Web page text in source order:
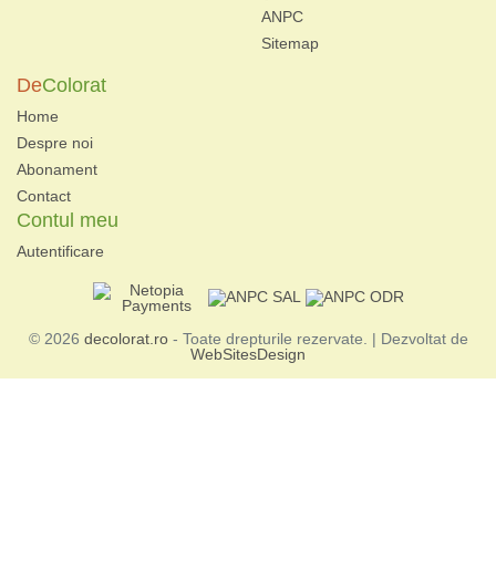
ANPC
Sitemap
DeColorat
Home
Despre noi
Abonament
Contact
Contul meu
Autentificare
© 2026 decolorat.ro- Toate drepturile rezervate. | Dezvoltat de
WebSitesDesign